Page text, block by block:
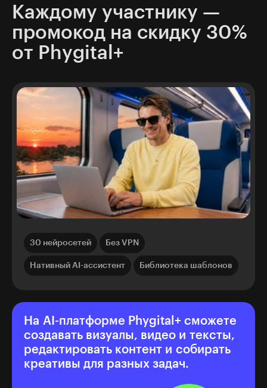
Каждому участнику —
промокод на скидку 30%
от Phygital+
30 нейросетей Без VPN
Нативный AI-ассистент Библиотека шаблонов
На AI-платформе Phygital+ сможете
создавать визуалы, видео и тексты,
редактировать контент и собирать
креативы для разных задач.